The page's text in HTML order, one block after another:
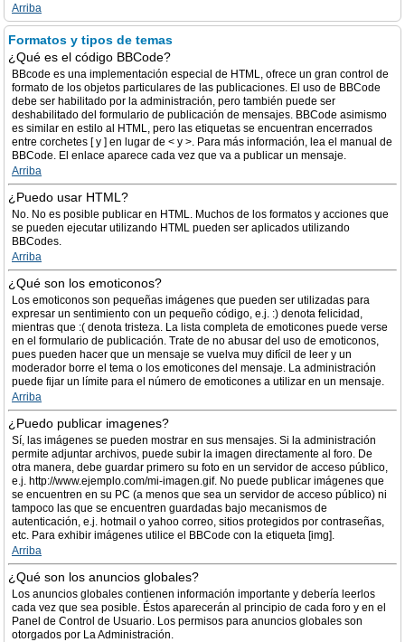
Arriba
Formatos y tipos de temas
¿Qué es el código BBCode?
BBcode es una implementación especial de HTML, ofrece un gran control de
formato de los objetos particulares de las publicaciones. El uso de BBCode
debe ser habilitado por la administración, pero también puede ser
deshabilitado del formulario de publicación de mensajes. BBCode asimismo
es similar en estilo al HTML, pero las etiquetas se encuentran encerrados
entre corchetes [ y ] en lugar de < y >. Para más información, lea el manual de
BBCode. El enlace aparece cada vez que va a publicar un mensaje.
Arriba
¿Puedo usar HTML?
No. No es posible publicar en HTML. Muchos de los formatos y acciones que
se pueden ejecutar utilizando HTML pueden ser aplicados utilizando
BBCodes.
Arriba
¿Qué son los emoticonos?
Los emoticonos son pequeñas imágenes que pueden ser utilizadas para
expresar un sentimiento con un pequeño código, e.j. :) denota felicidad,
mientras que :( denota tristeza. La lista completa de emoticones puede verse
en el formulario de publicación. Trate de no abusar del uso de emoticonos,
pues pueden hacer que un mensaje se vuelva muy difícil de leer y un
moderador borre el tema o los emoticones del mensaje. La administración
puede fijar un límite para el número de emoticones a utilizar en un mensaje.
Arriba
¿Puedo publicar imagenes?
Sí, las imágenes se pueden mostrar en sus mensajes. Si la administración
permite adjuntar archivos, puede subir la imagen directamente al foro. De
otra manera, debe guardar primero su foto en un servidor de acceso público,
e.j. http://www.ejemplo.com/mi-imagen.gif. No puede publicar imágenes que
se encuentren en su PC (a menos que sea un servidor de acceso público) ni
tampoco las que se encuentren guardadas bajo mecanismos de
autenticación, e.j. hotmail o yahoo correo, sitios protegidos por contraseñas,
etc. Para exhibir imágenes utilice el BBCode con la etiqueta [img].
Arriba
¿Qué son los anuncios globales?
Los anuncios globales contienen información importante y debería leerlos
cada vez que sea posible. Éstos aparecerán al principio de cada foro y en el
Panel de Control de Usuario. Los permisos para anuncios globales son
otorgados por La Administración.